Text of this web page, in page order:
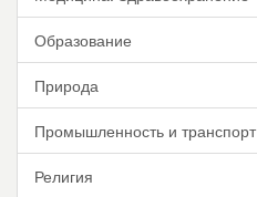
Образование
Природа
Промышленность и транспорт
Религия